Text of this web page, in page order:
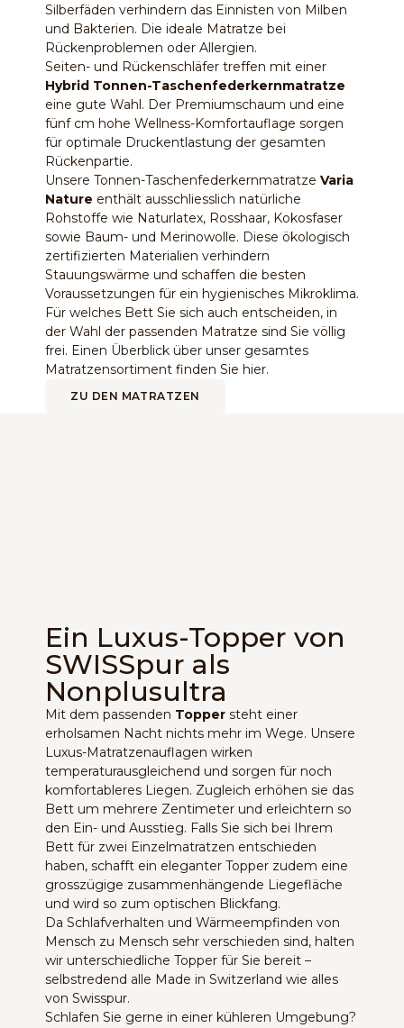
Silberfäden verhindern das Einnisten von Milben
und Bakterien. Die ideale Matratze bei
Rückenproblemen oder Allergien.
Seiten- und Rückenschläfer treffen mit einer
Hybrid Tonnen-Taschenfederkernmatratze
eine gute Wahl. Der Premiumschaum und eine
fünf cm hohe Wellness-Komfortauflage sorgen
für optimale Druckentlastung der gesamten
Rückenpartie.
Unsere Tonnen-Taschenfederkernmatratze Varia
Nature enthält ausschliesslich natürliche
Rohstoffe wie Naturlatex, Rosshaar, Kokosfaser
sowie Baum- und Merinowolle. Diese ökologisch
zertifizierten Materialien verhindern
Stauungswärme und schaffen die besten
Voraussetzungen für ein hygienisches Mikroklima.
Für welches Bett Sie sich auch entscheiden, in
der Wahl der passenden Matratze sind Sie völlig
frei. Einen Überblick über unser gesamtes
Matratzensortiment finden Sie hier.
ZU DEN MATRATZEN
Ein Luxus-Topper von
SWISSpur als
Nonplusultra
Mit dem passenden Topper steht einer
erholsamen Nacht nichts mehr im Wege. Unsere
Luxus-Matratzenauflagen wirken
temperaturausgleichend und sorgen für noch
komfortableres Liegen. Zugleich erhöhen sie das
Bett um mehrere Zentimeter und erleichtern so
den Ein- und Ausstieg. Falls Sie sich bei Ihrem
Bett für zwei Einzelmatratzen entschieden
haben, schafft ein eleganter Topper zudem eine
grosszügige zusammenhängende Liegefläche
und wird so zum optischen Blickfang.
Da Schlafverhalten und Wärmeempfinden von
Mensch zu Mensch sehr verschieden sind, halten
wir unterschiedliche Topper für Sie bereit –
selbstredend alle Made in Switzerland wie alles
von Swisspur.
Schlafen Sie gerne in einer kühleren Umgebung?